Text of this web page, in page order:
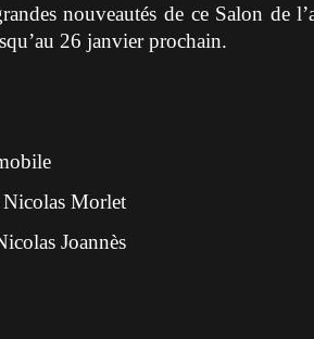
nouveautés de ce Salon de
26 janvier prochain.
Morlet
Joannès